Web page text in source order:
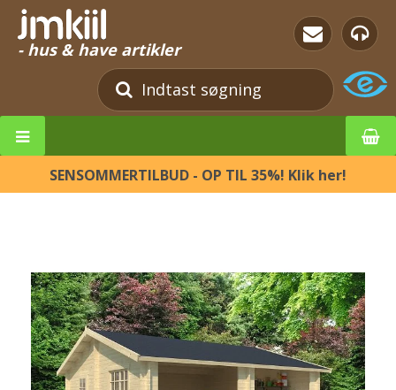
- hus & have artikler
SENSOMMERTILBUD - OP TIL 35%! Klik her!